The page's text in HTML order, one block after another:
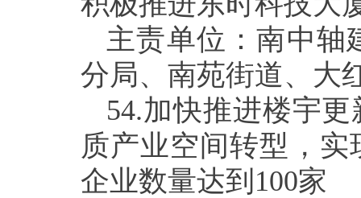
主责单位：南中轴
分局、南苑街道、大
54.加快推进楼宇
质产业空间转型，
企业数量达到 100家